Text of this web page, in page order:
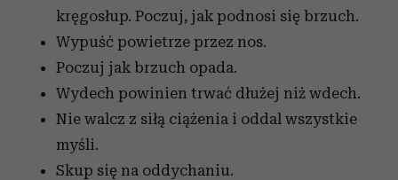
kręgosłup. Poczuj, jak podnosi się brzuch.
Wypuść powietrze przez nos.
Poczuj jak brzuch opada.
Wydech powinien trwać dłużej niż wdech.
Nie walcz z siłą ciążenia i oddal wszystkie
myśli.
Skup się na oddychaniu.